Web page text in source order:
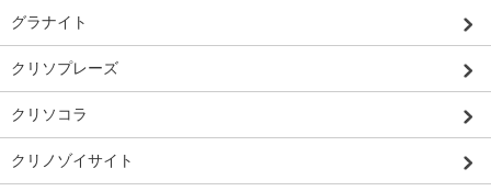
グラナイト
クリソプレーズ
クリソコラ
クリノゾイサイト